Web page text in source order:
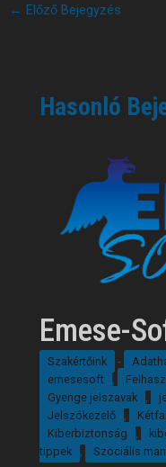
← Előző Bejegyzés
Hasonló
Emese-
Szakértőink -
emesesoft
,
Gyenge jelszavak
,
Jelszókezelő
,
Kiberbiztonság
,
tippek
, Szociális